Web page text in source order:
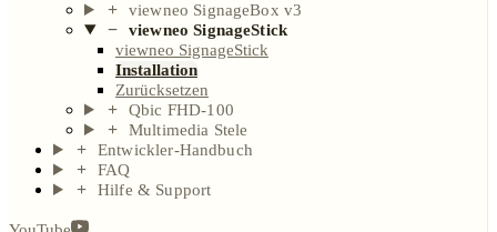
viewneo SignageBox v3
viewneo SignageStick
viewneo SignageStick
Installation
Zurücksetzen
Qbic FHD-100
Multimedia Stele
Entwickler-Handbuch
FAQ
Hilfe & Support